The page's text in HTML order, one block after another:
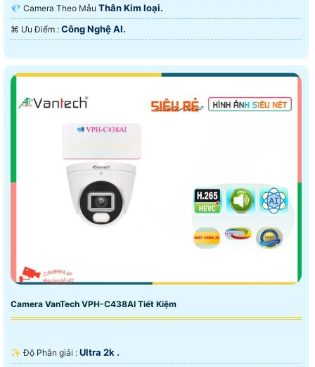
💎 Camera Theo Mẫu Thân Kim loại.
️⌘ Ưu Điểm : Công Nghệ AI.
Camera VanTech VPH-C438AI Tiết Kiệm
✨ Độ Phân giải : Ultra 2k .